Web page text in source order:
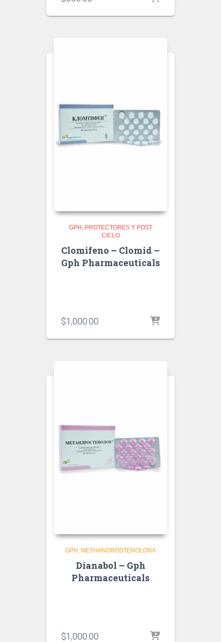
GPH
PROTECTORES Y POST
CICLO
Clomifeno – Clomid –
Gph Pharmaceuticals
$1,000.00
GPH METHANDROSTENOLONA
Dianabol – Gph
Pharmaceuticals
$1,000.00